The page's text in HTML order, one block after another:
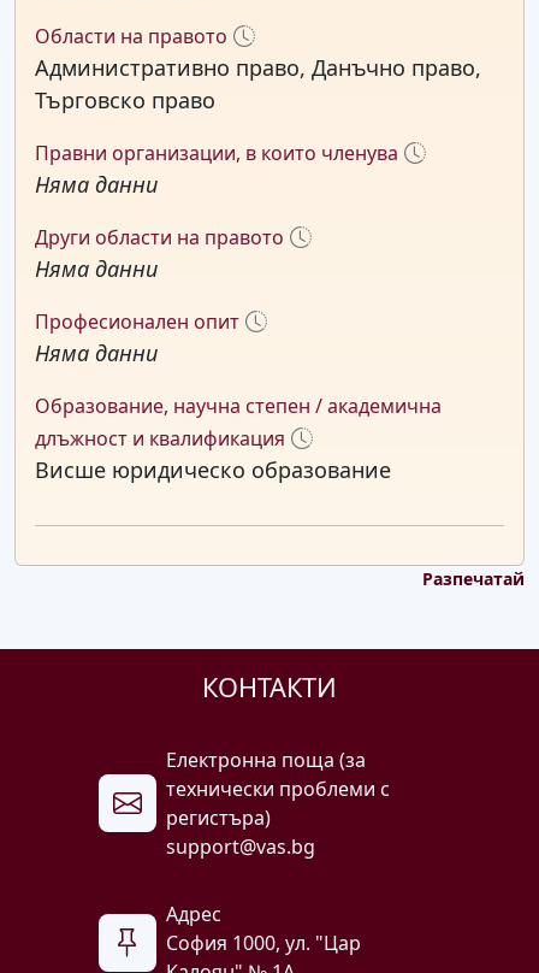
Области на правото
Административно право, Данъчно право,
Търговско право
Правни организации, в които членува
Няма данни
Други области на правото
Няма данни
Професионален опит
Няма данни
Образование, научна степен / академична
длъжност и квалификация
Висше юридическо образование
Разпечатай
КОНТАКТИ
Електронна поща (за
технически проблеми с
регистъра)
support@vas.bg
Адрес
София 1000, ул. "Цар